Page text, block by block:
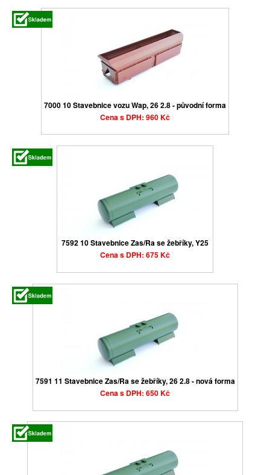
7000 10 Stavebnice vozu Wap, 26 2.8 - původní forma
Cena s DPH: 960 Kč
7592 10 Stavebnice Zas/Ra se žebříky, Y25
Cena s DPH: 675 Kč
7591 11 Stavebnice Zas/Ra se žebříky, 26 2.8 - nová forma
Cena s DPH: 650 Kč